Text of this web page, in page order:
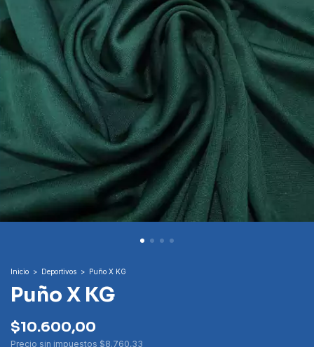
Inicio > Deportivos > Puño X KG
Puño X KG
$10.600,00
Precio sin impuestos $8.760,33